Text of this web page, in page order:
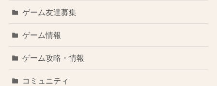
ゲーム友達募集
ゲーム情報
ゲーム攻略・情報
コミュニティ